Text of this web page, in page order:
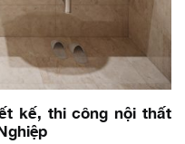
kế, thi công nội thất